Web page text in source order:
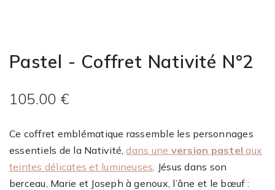
Pastel - Coffret Nativité N°2
105.00 €
Ce coffret emblématique rassemble les personnages
essentiels de la Nativité,dans une version pastel aux
teintes délicates et lumineuses . Jésus dans son
berceau, Marie et Joseph à genoux, l’âne et le bœuf :